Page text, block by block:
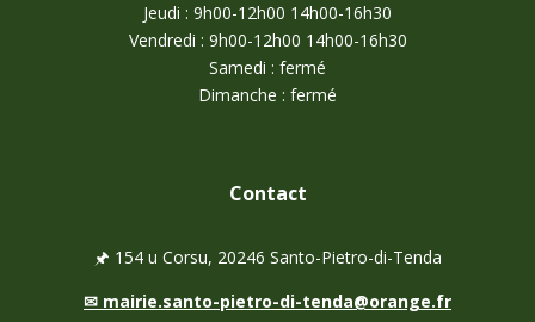
Jeudi : 9h00-12h00 14h00-16h30
Vendredi : 9h00-12h00 14h00-16h30
Samedi : fermé
Dimanche : fermé
Contact
🖈 154 u Corsu, 20246 Santo-Pietro-di-Tenda
✉ mairie.santo-pietro-di-tenda@orange.fr